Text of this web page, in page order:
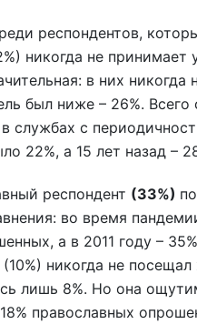
респондентов,
никогда не принимает
в них
был ниже – 26%. Всего
службах с
22%, а 15 лет назад –
респондент (33%)
во время
а в 2011 году –
никогда не
лишь 8%. Но она
православных